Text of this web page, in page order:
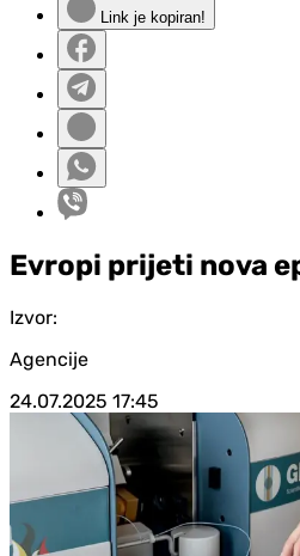
Link je kopiran!
Evropi prijeti nova
Izvor:
Agencije
24.07.2025 17:45